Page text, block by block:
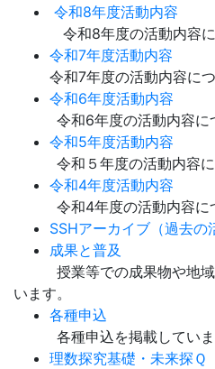
令和8年度活動内容
令和8年度の活動内容に
令和7年度活動内容
令和7年度の活動内容に
令和6年度活動内容
令和6年度の活動内容に
令和5年度活動内容
令和５年度の活動内容に
令和4年度活動内容
令和4年度の活動内容に
SSHアーカイブ（過去の
成果と普及
授業等での成果物や地域
います。
各種申込
各種申込を掲載していま
理数探究基礎・未来探Ｑ